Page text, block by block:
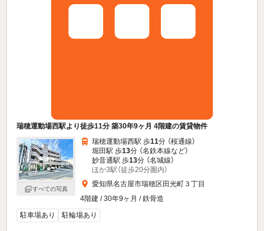
瑞穂運動場西駅より徒歩11分 築30年9ヶ月 4階建の賃貸物件
すべての写真
瑞穂運動場西駅 歩11分 （桜通線）
堀田駅 歩13分 （名鉄本線など）
妙音通駅 歩13分 （名城線）
ほか3駅（徒歩20分圏内）
愛知県名古屋市瑞穂区田光町３丁目
4階建 / 30年9ヶ月 / 鉄骨造
駐車場あり
駐輪場あり